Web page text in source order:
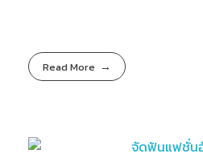
Read More